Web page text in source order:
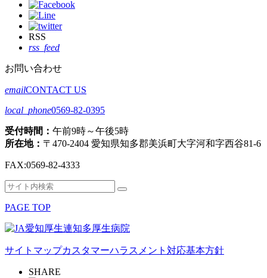
RSS
rss_feed
お問い合わせ
emailCONTACT US
local_phone0569-82-0395
受付時間： 午前9時～午後5時
所在地： 〒470-2404 愛知県知多郡美浜町大字河和字西谷81-6
FAX:0569-82-4333
検
対
象:
検
PAGE TOP
サイトマップカスタマーハラスメント対応基本方針
SHARE